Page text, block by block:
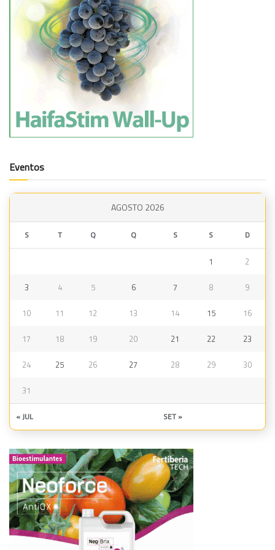
Eventos
AGOSTO 2026
S T Q Q S S D
1 2
3 4 5 6 7 8 9
10 11 12 13 14 15 16
17 18 19 20 21 22 23
24 25 26 27 28 29 30
31
« JUL SET »